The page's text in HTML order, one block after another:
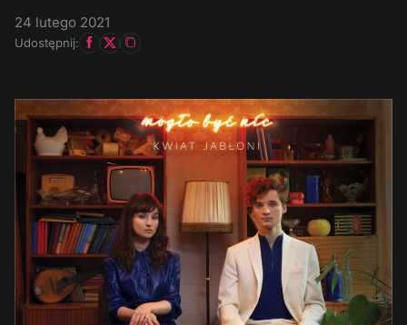
24 lutego 2021
Udostępnij: